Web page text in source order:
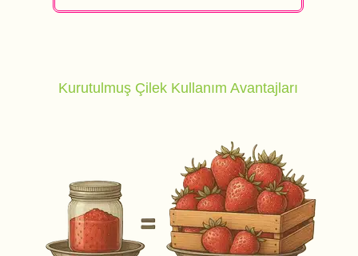
Kurutulmuş Çilek Kullanım Avantajları